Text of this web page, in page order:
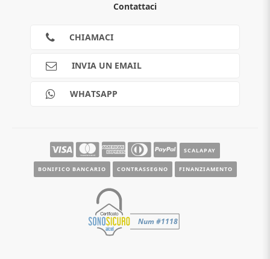
Guida all'acquisto
Contattaci
CHIAMACI
INVIA UN EMAIL
WHATSAPP
SCALAPAY
BONIFICO BANCARIO CONTRASSEGNO FINANZIAMENTO